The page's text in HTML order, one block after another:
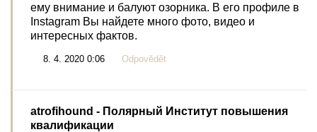
ему внимание и балуют озорника. В его профиле в
Instagram Вы найдете много фото, видео и
интересных фактов.
8. 4. 2020 0:06 Odpovědět
atrofihound - Полярный Институт повышения
квалификации